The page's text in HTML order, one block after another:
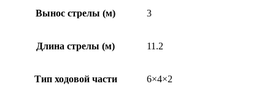
Вынос стрелы (м) 3
Длина стрелы (м) 11.2
Тип ходовой части 6×4×2